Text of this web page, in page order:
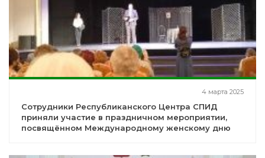
4 марта 2025
Сотрудники Республиканского Центра СПИД
приняли участие в праздничном мероприятии,
посвящённом Международному женскому дню